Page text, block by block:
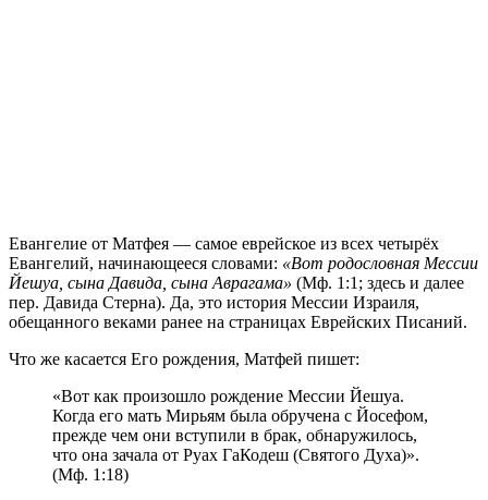
Евангелие от Матфея — самое еврейское из всех четырёх
Евангелий, начинающееся словами: «Вот родословная Мессии
Йешуа, сына Давида, сына Аврагама» (Мф. 1:1; здесь и далее
пер. Давида Стерна). Да, это история Мессии Израиля,
обещанного веками ранее на страницах Еврейских Писаний.
Что же касается Его рождения, Матфей пишет:
«Вот как произошло рождение Мессии Йешуа.
Когда его мать Мирьям была обручена с Йосефом,
прежде чем они вступили в брак, обнаружилось,
что она зачала от Руах ГаКодеш (Святого Духа)».
(Мф. 1:18)